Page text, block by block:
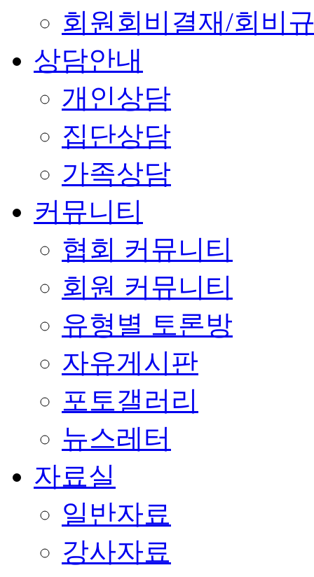
회원회비결재/회비
상담안내
개인상담
집단상담
가족상담
커뮤니티
협회 커뮤니티
회원 커뮤니티
유형별 토론방
자유게시판
포토갤러리
뉴스레터
자료실
일반자료
강사자료